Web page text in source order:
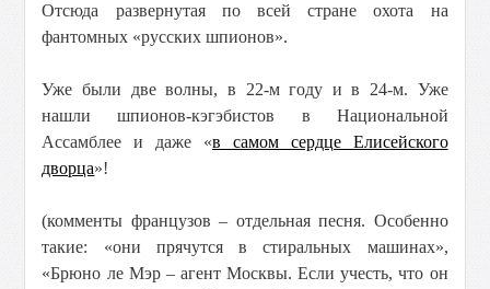
Отсюда развернутая по всей стране охота на
фантомных «русских шпионов».
Уже были две волны, в 22-м году и в 24-м. Уже
нашли шпионов-кэгэбистов в Национальной
Ассамблее и даже «в самом сердце Елисейского
дворца»!
(комменты французов – отдельная песня. Особенно
такие: «они прячутся в стиральных машинах»,
«Брюно ле Мэр – агент Москвы. Если учесть, что он